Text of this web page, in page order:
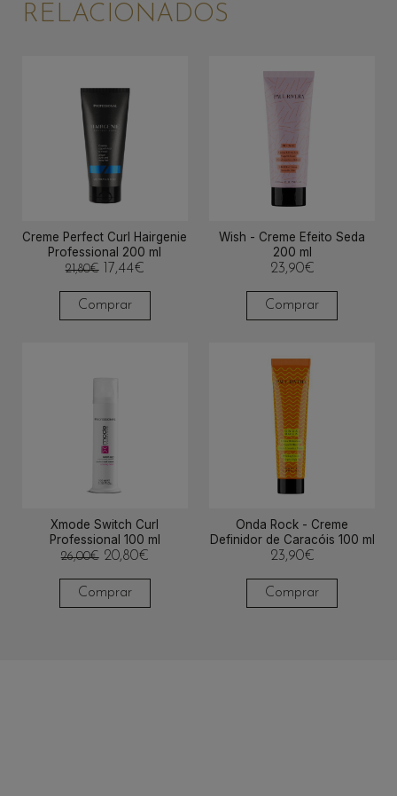
RELACIONADOS
Creme Perfect Curl Hairgenie
Professional 200 ml
21,80€ 17,44€
Comprar
Wish - Creme Efeito Seda
200 ml
23,90€
Comprar
Xmode Switch Curl
Professional 100 ml
26,00€ 20,80€
Comprar
Onda Rock - Creme
Definidor de Caracóis 100 ml
23,90€
Comprar